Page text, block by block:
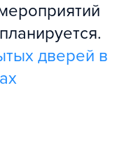
дверей в